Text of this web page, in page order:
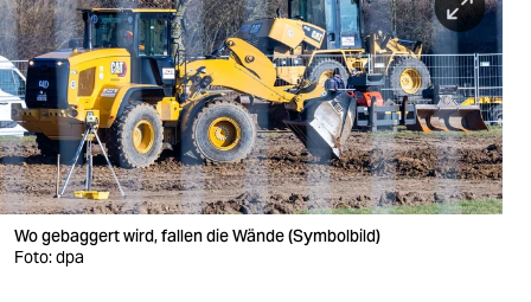
nord
wahrheit
verlag
verlag
veranstaltungen
Wo gebaggert wird, fallen die Wände (Symbolbild)
Foto: dpa